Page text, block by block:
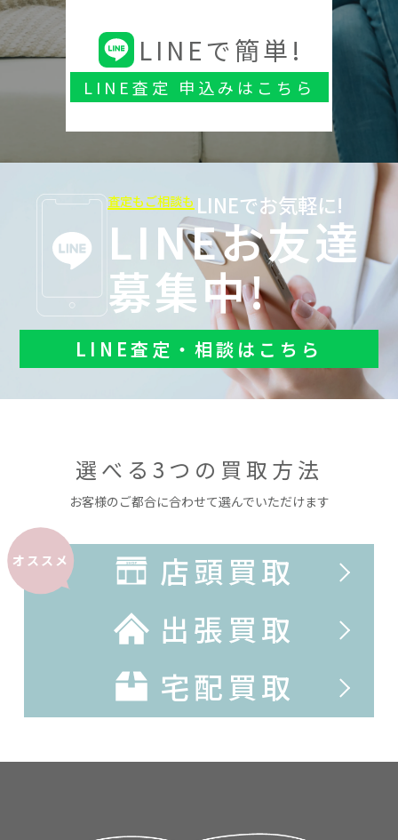
LINEで簡単!
LINE査定 申込みはこちら
査定もご相談も LINEでお気軽に!
LINEお友達
募集中!
LINE査定・相談はこちら
選べる3つの買取方法
お客様のご都合に合わせて選んでいただけます
オススメ
店頭買取
出張買取
宅配買取